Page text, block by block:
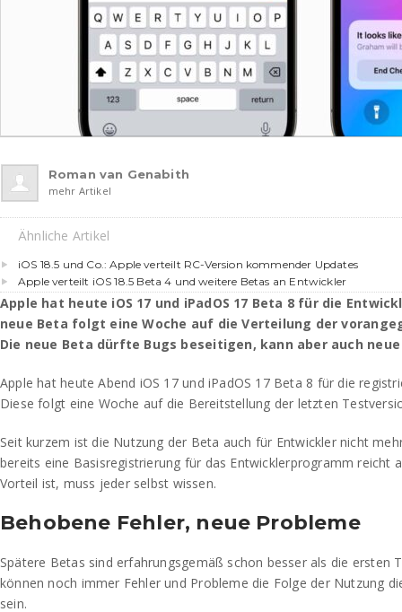
Roman van Genabith
mehr Artikel
Ähnliche Artikel
iOS 18.5 und Co.: Apple verteilt RC-Version kommender Updates
Apple verteilt iOS 18.5 Beta 4 und weitere Betas an Entwickler
Apple hat heute iOS 17 und iPadOS 17 Beta 8 für die
neue Beta folgt eine Woche auf die Verteilung der
Die neue Beta dürfte Bugs beseitigen, kann aber auch
Apple hat heute Abend iOS 17 und iPadOS 17 Beta 8 für die
Diese folgt eine Woche auf die Bereitstellung der letzten
Seit kurzem ist die Nutzung der Beta auch für Entwickler nicht
bereits eine Basisregistrierung für das Entwicklerprogramm reicht
Vorteil ist, muss jeder selbst wissen.
Behobene Fehler, neue Probleme
Spätere Betas sind erfahrungsgemäß schon besser als die ersten
können noch immer Fehler und Probleme die Folge der Nutzung
sein.